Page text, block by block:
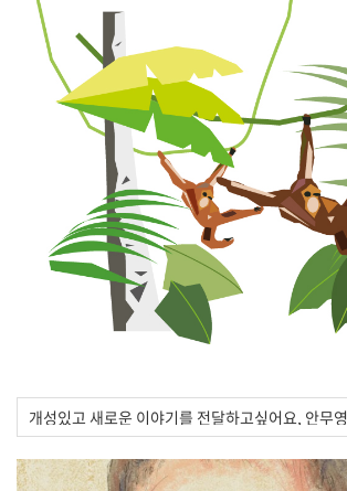
개성있고 새로운 이야기를 전달하고싶어요, 안무영